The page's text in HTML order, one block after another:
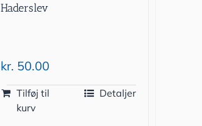
Haderslev
kr. 50.00
Tilføj til
kurv
Detaljer